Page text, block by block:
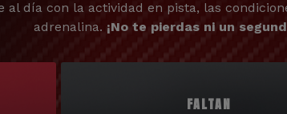
al día con la actividad en pista, las
adrenalina. ¡No te pierdas ni un
FALTAN